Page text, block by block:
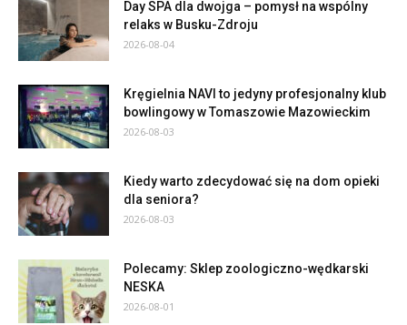
Day SPA dla dwojga – pomysł na wspólny
relaks w Busku-Zdroju
2026-08-04
Kręgielnia NAVI to jedyny profesjonalny klub
bowlingowy w Tomaszowie Mazowieckim
2026-08-03
Kiedy warto zdecydować się na dom opieki
dla seniora?
2026-08-03
Polecamy: Sklep zoologiczno-wędkarski
NESKA
2026-08-01